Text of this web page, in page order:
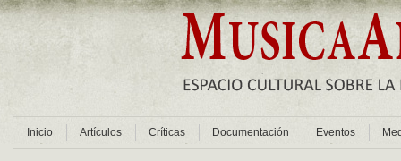
Inicio Artículos Críticas Documentación Eventos